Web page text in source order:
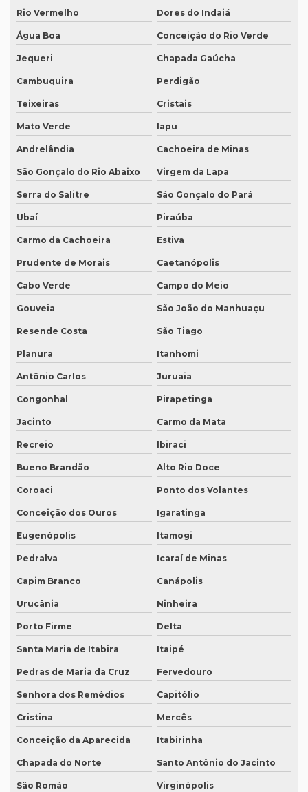
Onde fazer tradução em bh
Onde fazer tradução em campinas
Onde fazer tradução em curitiba
Onde fazer tradução em fortaleza
Onde fazer tradução juramentada no rio de janeiro
Onde fazer tradução juramentada no rj
Onde fazer tradução juramentada em porto alegre
Onde fazer tradução juramentada em recife
Onde fazer tradução juramentada em sp
Onde fazer tradução em porto alegre
Onde fazer transcrição de áudio para texto
Orçamento inglês tradução
Orçamento legendagem
Preço revisão tradução
Preço tabela tradução inglês
Preço para tradução
Preço de tradução de árabe
Preço tradução em chinês
Preço tradução para francês
Preço tradução francês portugues
Preço de tradução juramentada
Preço tradução juramentada alemão
Preço de tradução e legendagem
Preço tradução por página
Preço tradução por palavra
Preço tradução português inglês
Rio Vermelho Dores do Indaiá
Água Boa Conceição do Rio Verde
Jequeri Chapada Gaúcha
Cambuquira Perdigão
Teixeiras Cristais
Mato Verde Iapu
Andrelândia Cachoeira de Minas
São Gonçalo do Rio Abaixo Virgem da Lapa
Serra do Salitre São Gonçalo do Pará
Ubaí Piraúba
Carmo da Cachoeira Estiva
Prudente de Morais Caetanópolis
Cabo Verde Campo do Meio
Gouveia São João do Manhuaçu
Resende Costa São Tiago
Planura Itanhomi
Antônio Carlos Juruaia
Congonhal Pirapetinga
Jacinto Carmo da Mata
Recreio Ibiraci
Bueno Brandão Alto Rio Doce
Coroaci Ponto dos Volantes
Conceição dos Ouros Igaratinga
Eugenópolis Itamogi
Pedralva Icaraí de Minas
Capim Branco Canápolis
Urucânia Ninheira
Porto Firme Delta
Santa Maria de Itabira Itaipé
Pedras de Maria da Cruz Fervedouro
Senhora dos Remédios Capitólio
Cristina Mercês
Conceição da Aparecida Itabirinha
Chapada do Norte Santo Antônio do Jacinto
São Romão Virginópolis